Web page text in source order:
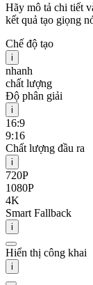
Hãy mô tả chi tiết
kết quả tạo giọng
Chế độ tạo
i
nhanh
chất lượng
Độ phân giải
i
16:9
9:16
Chất lượng đầu ra
i
720P
1080P
4K
Smart Fallback
i
Hiển thị công khai
i